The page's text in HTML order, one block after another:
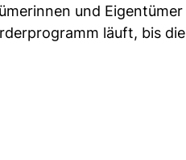
und
läuft, bis